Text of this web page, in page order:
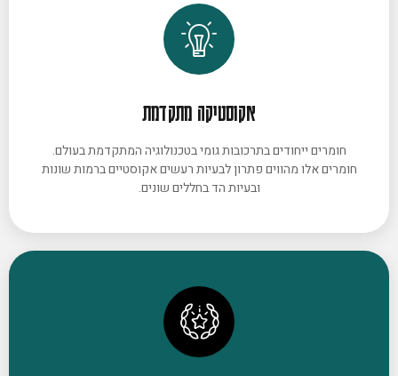
אקוסטיקה מתקדמת
חומרים ייחודים בתרכובות גומי בטכנולוגיה המתקדמת בעולם.
חומרים אלו מהווים פתרון לבעיות רעשים אקוסטיים ברמות שונות
ובעיות הד בחללים שונים.